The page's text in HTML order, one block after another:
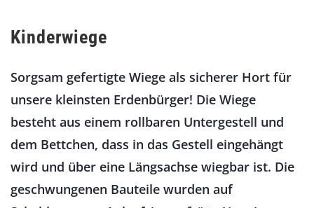
Kinderwiege
Sorgsam gefertigte Wiege als sicherer Hort für
unsere kleinsten Erdenbürger! Die Wiege
besteht aus einem rollbaren Untergestell und
dem Bettchen, dass in das Gestell eingehängt
wird und über eine Längsachse wiegbar ist. Die
geschwungenen Bauteile wurden auf